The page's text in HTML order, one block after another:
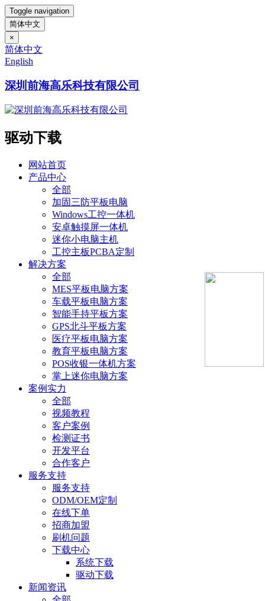
Toggle navigation
简体中文
×
简体中文
English
深圳前海高乐科技有限公司
驱动下载
网站首页
产品中心
全部
加固三防平板电脑
Windows工控一体机
安卓触摸屏一体机
迷你小电脑主机
工控主板PCBA定制
解决方案
全部
MES平板电脑方案
车载平板电脑方案
智能手持平板方案
GPS北斗平板方案
医疗平板电脑方案
教育平板电脑方案
POS收银一体机方案
掌上迷你电脑方案
案例实力
全部
视频教程
客户案例
检测证书
开发平台
合作客户
服务支持
服务支持
ODM/OEM定制
在线下单
招商加盟
刷机问题
下载中心
系统下载
驱动下载
新闻资讯